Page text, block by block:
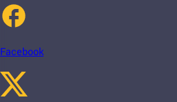
Facebook